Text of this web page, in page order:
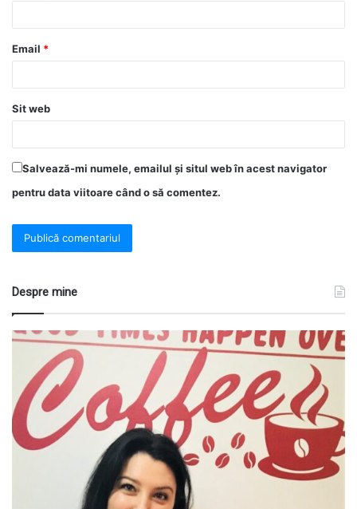
Email *
Sit web
Salvează-mi numele, emailul și situl web în acest navigator
pentru data viitoare când o să comentez.
Despre mine